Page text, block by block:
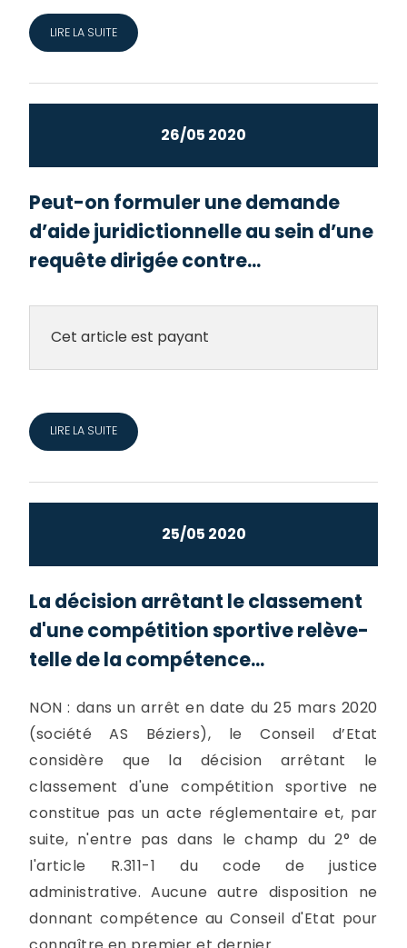
LIRE LA SUITE
26/05 2020
Peut-on formuler une demande
d’aide juridictionnelle au sein d’une
requête dirigée contre...
Cet article est payant
LIRE LA SUITE
25/05 2020
La décision arrêtant le classement
d'une compétition sportive relève-
telle de la compétence...
NON : dans un arrêt en date du 25 mars 2020
(société AS Béziers), le Conseil d’Etat
considère que la décision arrêtant le
classement d'une compétition sportive ne
constitue pas un acte réglementaire et, par
suite, n'entre pas dans le champ du 2° de
l'article R.311-1 du code de justice
administrative. Aucune autre disposition ne
donnant compétence au Conseil d'Etat pour